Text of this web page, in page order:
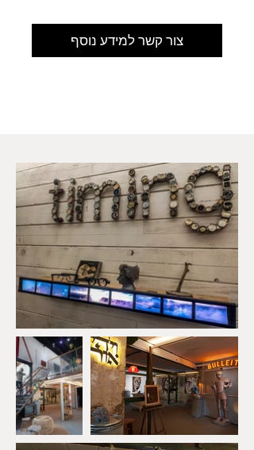
צור קשר למידע נוסף